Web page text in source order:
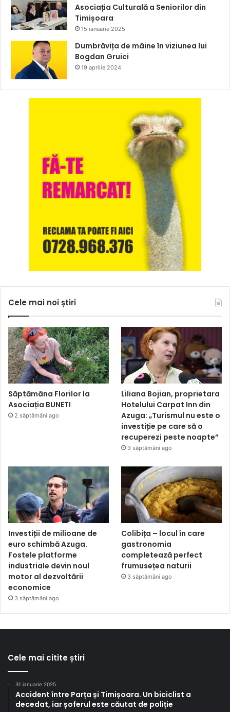
Asociația Culturală a Seniorilor din
Timișoara
15 ianuarie 2025
Dumbrăvița de mâine în viziunea lui
Bogdan Gruici
19 aprilie 2024
Cele mai noi știri
Săptămâna Florilor la
Asociația BUNETI
2 săptămâni ago
Liliana Bojian, proprietara
Hotelului Carpat Inn din
Azuga: „Turismul nu este o
investiție pe care să o
recuperezi peste noapte”
3 săptămâni ago
Investiții de milioane de
euro schimbă Azuga.
Fostele platforme
industriale devin noul
motor al dezvoltării
economice
3 săptămâni ago
Colibița – locul în care
gastronomia
completează perfect
frumusețea naturii
3 săptămâni ago
Cele mai citite știri
31 ianuarie 2025
Accident între Parța și Timișoara. Un biciclist a
decedat, iar șoferul este căutat de poliție